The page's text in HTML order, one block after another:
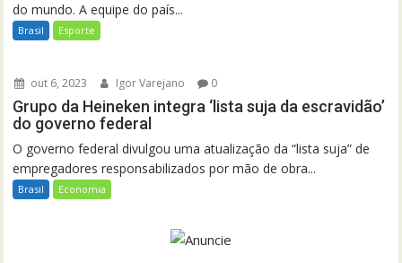
do mundo. A equipe do país...
Brasil Esporte
out 6, 2023 Igor Varejano 0
Grupo da Heineken integra ‘lista suja da escravidão’
do governo federal
O governo federal divulgou uma atualização da “lista suja” de
empregadores responsabilizados por mão de obra...
Brasil Economia